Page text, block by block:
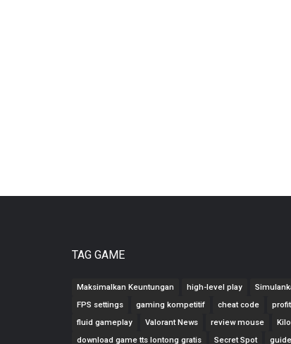
TAG GAME
Maksimalkan Keuntungan high-level play
FPS settings
gaming kompetitif cheat code
fluid gameplay
Valorant News review mouse
download game tts lontong gratis
Secret Spot